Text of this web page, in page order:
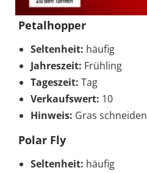
Petalhopper
Seltenheit: häufig
Jahreszeit: Frühling
Tageszeit: Tag
Verkaufswert: 10
Hinweis: Gras schneiden
Polar Fly
Seltenheit: häufig